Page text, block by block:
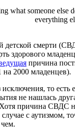
what someone else
everything
детской смерти
здорового
причина
2000 младенцев).
то есть
не нашлась
причина СВДС
с аутизмом,